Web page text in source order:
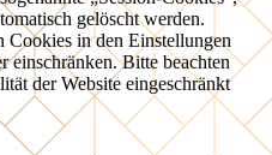
gelöscht werden.
Cookies in den Einstellungen
einschränken. Bitte beachten
der Website eingeschränkt